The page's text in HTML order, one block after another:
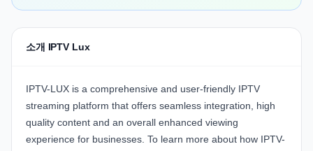
소개 IPTV Lux
IPTV-LUX is a comprehensive and user-friendly IPTV
streaming platform that offers seamless integration, high
quality content and an overall enhanced viewing
experience for businesses. To learn more about how IPTV-